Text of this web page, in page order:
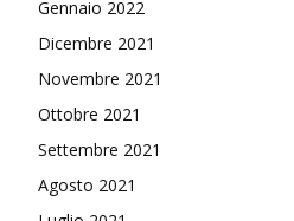
Gennaio 2022
Dicembre 2021
Novembre 2021
Ottobre 2021
Settembre 2021
Agosto 2021